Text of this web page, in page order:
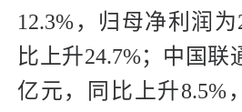
12.3%，归母净利润为
比上升24.7%；中国联
亿元，同比上升8.5%